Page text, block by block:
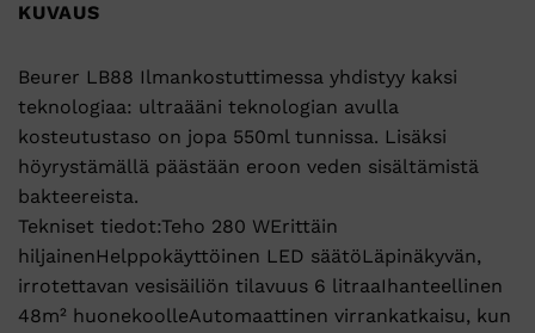
KUVAUS
Beurer LB88 Ilmankostuttimessa yhdistyy kaksi
teknologiaa: ultraääni teknologian avulla
kosteutustaso on jopa 550ml tunnissa. Lisäksi
höyrystämällä päästään eroon veden sisältämistä
bakteereista.
Tekniset tiedot:Teho 280 WErittäin
hiljainenHelppokäyttöinen LED säätöLäpinäkyvän,
irrotettavan vesisäiliön tilavuus 6 litraaIhanteellinen
48m² huonekoolleAutomaattinen virrankatkaisu, kun